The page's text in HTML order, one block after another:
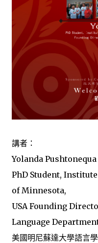
講者：
Yolanda Pushtonequa
PhD Student,
of Minnesota,
USA Founding
Language
美國明尼蘇達大學語言